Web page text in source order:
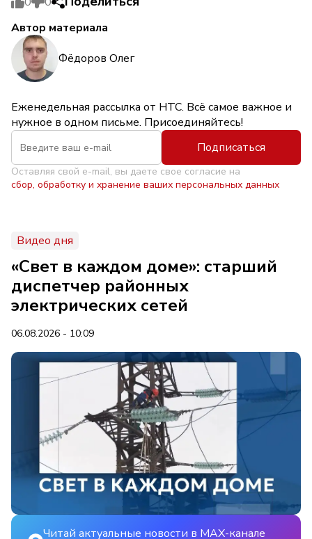
Автор материала
Фёдоров Олег
Еженедельная рассылка от НТС. Всё самое важное и
нужное в одном письме. Присоединяйтесь!
Подписаться
Оставляя свой e-mail, вы даете свое согласие на
сбор, обработку и хранение ваших персональных данных
Видео дня
«Свет в каждом доме»: старший
диспетчер районных
электрических сетей
06.08.2026 - 10:09
Читай актуальные новости в MAX-канале